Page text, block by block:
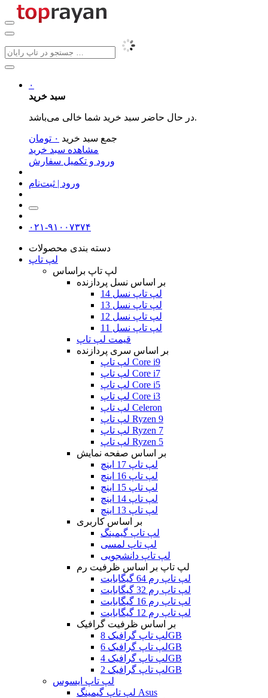
۰
سبد خرید
در حال حاضر سبد خرید شما خالی می‌باشد.
جمع سبد خرید ۰ تومان
مشاهده سبد خرید
ورود و تکمیل سفارش
ورود | ثبت‌نام
۰۲۱-۹۱۰۰۷۳۷۴
دسته بندی محصولات
لپ تاپ
لپ تاپ براساس
بر اساس نسل پردازنده
لپ تاپ نسل 14
لپ تاپ نسل 13
لپ تاپ نسل 12
لپ تاپ نسل 11
قیمت لپ تاپ
بر اساس سری پردازنده
لپ تاپ Core i9
لپ تاپ Core i7
لپ تاپ Core i5
لپ تاپ Core i3
لپ تاپ Celeron
لپ تاپ Ryzen 9
لپ تاپ Ryzen 7
لپ تاپ Ryzen 5
بر اساس صفحه نمایش
لپ تاپ 17 اینچ
لپ تاپ 16 اینچ
لپ تاپ 15 اینچ
لپ تاپ 14 اینچ
لپ تاپ 13 اینچ
بر اساس کاربری
لپ تاپ گیمینگ
لپ تاپ لمسی
لپ تاپ دانشجویی
لپ تاپ بر اساس ظرفیت رم
لپ تاپ رم 64 گیگابایت
لپ تاپ رم 32 گیگابایت
لپ تاپ رم 16 گیگابایت
لپ تاپ رم 12 گیگابایت
بر اساس ظرفیت گرافیک
لپ تاپ گرافیک 8GB
لپ تاپ گرافیک 6GB
لپ تاپ گرافیک 4GB
لپ تاپ گرافیک 2GB
لپ تاپ ایسوس
لپ تاپ گیمینگ Asus